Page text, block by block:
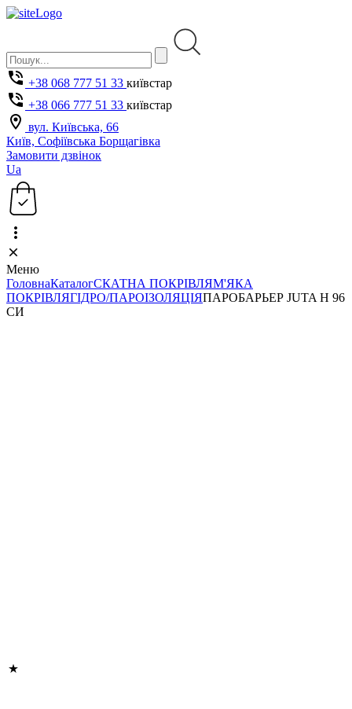
+38 068 777 51 33 київстар
+38 066 777 51 33 київстар
вул. Київська, 66
Київ, Софіївська Борщагівка
Замовити дзвінок
Ua
Меню
ГоловнаКаталогСКАТНА ПОКРІВЛЯМ'ЯКА
ПОКРІВЛЯГІДРО/ПАРОІЗОЛЯЦІЯПАРОБАРЬЕР JUTA Н 96
СИ